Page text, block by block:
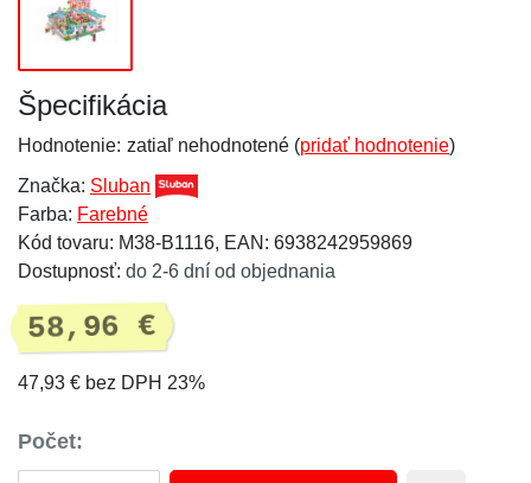
Špecifikácia
Hodnotenie: zatiaľ nehodnotené (pridať hodnotenie)
Značka: Sluban
Farba: Farebné
Kód tovaru: M38-B1116, EAN: 6938242959869
Dostupnosť: do 2-6 dní od objednania
58,96 €
47,93 € bez DPH 23%
Počet: